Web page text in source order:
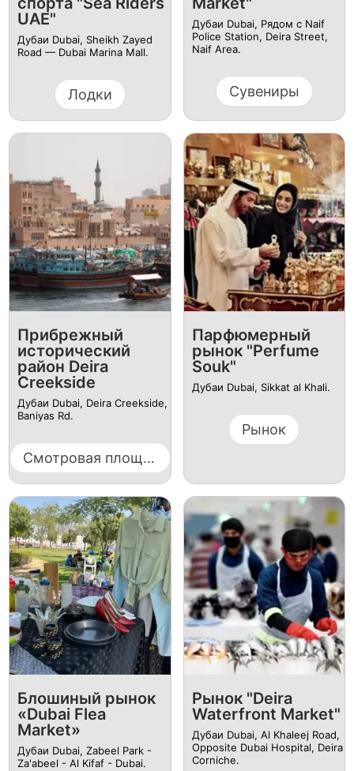
UAE"
Дубаи Dubai, Sheikh Zayed
Road — Dubai Marina Mall.
Лодки
Дубаи Dubai, Рядом с Naif
Police Station, Deira Street,
Naif Area.
Сувениры
Прибрежный
исторический
район Deira
Creekside
Дубаи Dubai, Deira Creekside,
Baniyas Rd.
Смотровая площадка
Парфюмерный
рынок "Perfume
Souk"
Дубаи Dubai, Sikkat al Khali.
Рынок
Блошиный рынок
«Dubai Flea
Market»
Дубаи Dubai, Zabeel Park -
Za'abeel - Al Kifaf - Dubai.
Рынок "Deira
Waterfront Market"
Дубаи Dubai, Al Khaleej Road,
Opposite Dubai Hospital, Deira
Corniche.